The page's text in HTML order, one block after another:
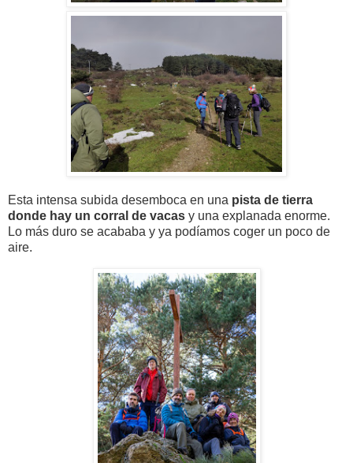
Esta intensa subida desemboca en una pista de tierra
donde hay un corral de vacas y una explanada enorme.
Lo más duro se acababa y ya podíamos coger un poco de
aire.